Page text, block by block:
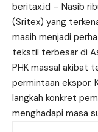
beritax.id – Nasib
(Sritex) yang
masih menjadi
tekstil terbesar di
PHK massal akibat
permintaan ekspor.
langkah konkret
menghadapi masa